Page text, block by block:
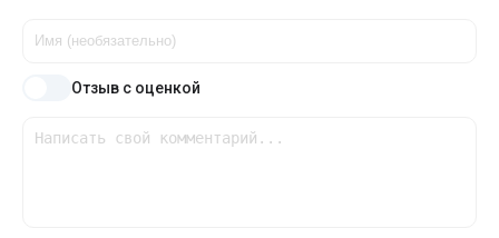
Отзыв с оценкой